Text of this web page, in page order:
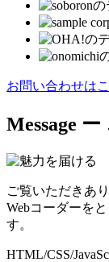
お問い合わせは
Message ー
ご覧いただきあ
Webコーダーを
す。
HTML/CSS/